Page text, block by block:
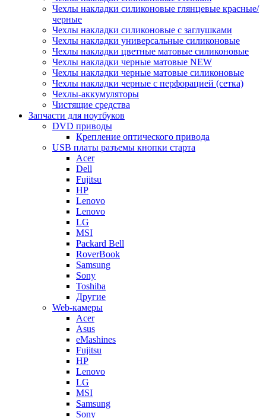
Чехлы накладки силиконовые глянцевые красные/
черные
Чехлы накладки силиконовые с заглушками
Чехлы накладки универсальные силиконовые
Чехлы накладки цветные матовые силиконовые
Чехлы накладки черные матовые NEW
Чехлы накладки черные матовые силиконовые
Чехлы накладки черные с перфорацией (сетка)
Чехлы-аккумуляторы
Чистящие средства
Запчасти для ноутбуков
DVD приводы
Крепление оптического привода
USB платы разъемы кнопки старта
Acer
Dell
Fujitsu
HP
Lenovo
Lenovo
LG
MSI
Packard Bell
RoverBook
Samsung
Sony
Toshiba
Другие
Web-камеры
Acer
Asus
eMashines
Fujitsu
HP
Lenovo
LG
MSI
Samsung
Sony